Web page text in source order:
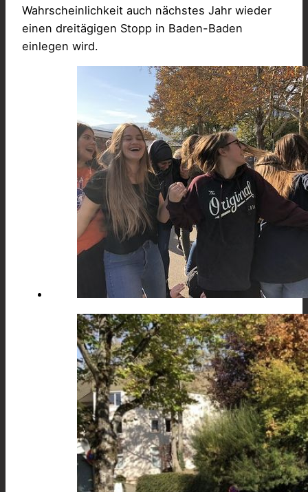
Wahrscheinlichkeit auch nächstes Jahr wieder
einen dreitägigen Stopp in Baden-Baden
einlegen wird.